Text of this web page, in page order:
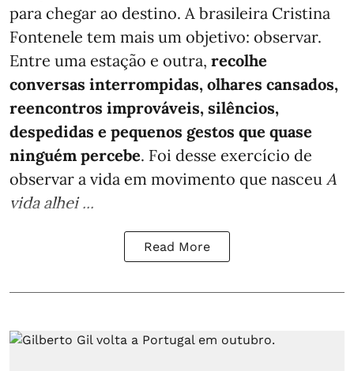
para chegar ao destino. A brasileira Cristina
Fontenele tem mais um objetivo: observar.
Entre uma estação e outra, recolhe
conversas interrompidas, olhares cansados,
reencontros improváveis, silêncios,
despedidas e pequenos gestos que quase
ninguém percebe. Foi desse exercício de
observar a vida em movimento que nasceu A
vida alhei ...
Read More